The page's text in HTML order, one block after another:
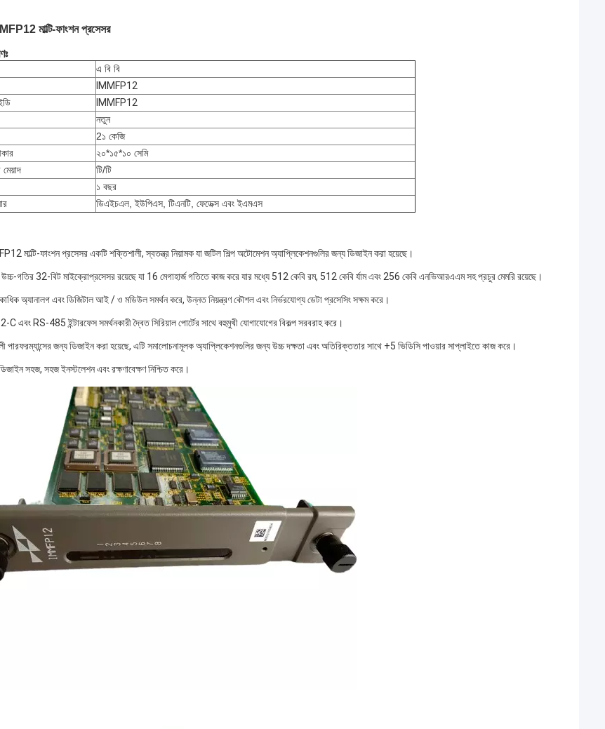
মাল্টি-ফাংশন প্রসেসর
এ বি বি
IMMFP12
IMMFP12
নতুন
2১ কেজি
২০*১৫*১০ সেমি
টি/টি
১ বছর
ডিএইচএল, ইউপিএস, টিএনটি, ফেডেক্স এবং ইএমএস
মাল্টি-ফাংশন প্রসেসর একটি শক্তিশালী, স্বতন্ত্র নিয়ামক যা জটিল শিল্প অটোমেশন অ্যাপ্লিকেশনগুলির জন্য ডিজাইন করা হয়েছে।
গতির 32-বিট মাইক্রোপ্রসেসর রয়েছে যা 16 মেগাহার্জ গতিতে কাজ করে যার মধ্যে 512 কেবি রম, 512 কেবি র্যাম এবং 256 কেবি এনভিআরএএম সহ প্রচুর মেমরি রয়েছে।
অ্যানালগ এবং ডিজিটাল আই / ও মডিউল সমর্থন করে, উন্নত নিয়ন্ত্রণ কৌশল এবং নির্ভরযোগ্য ডেটা প্রসেসিং সক্ষম করে।
এবং RS-485 ইন্টারফেস সমর্থনকারী দ্বৈত সিরিয়াল পোর্টের সাথে বহুমুখী যোগাযোগের বিকল্প সরবরাহ করে।
পারফরম্যান্সের জন্য ডিজাইন করা হয়েছে, এটি সমালোচনামূলক অ্যাপ্লিকেশনগুলির জন্য উচ্চ দক্ষতা এবং অতিরিক্ততার সাথে +5 ভিডিসি পাওয়ার সাপ্লাইতে কাজ করে।
সহজ, সহজ ইনস্টলেশন এবং রক্ষণাবেক্ষণ নিশ্চিত করে।